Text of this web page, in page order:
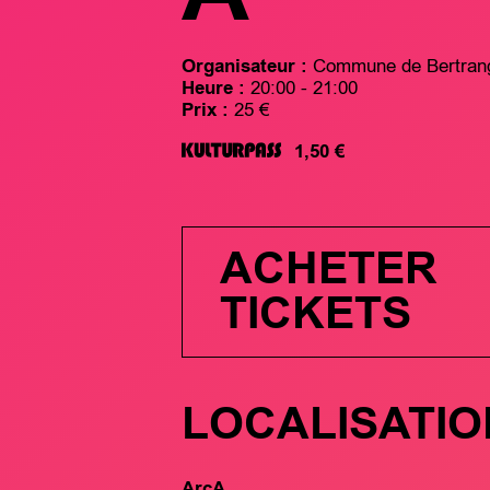
Organisateur : Commune de
Heure : 20:00 - 21:00
Prix : 25 €
1,50 €
ACHETER
TICKETS